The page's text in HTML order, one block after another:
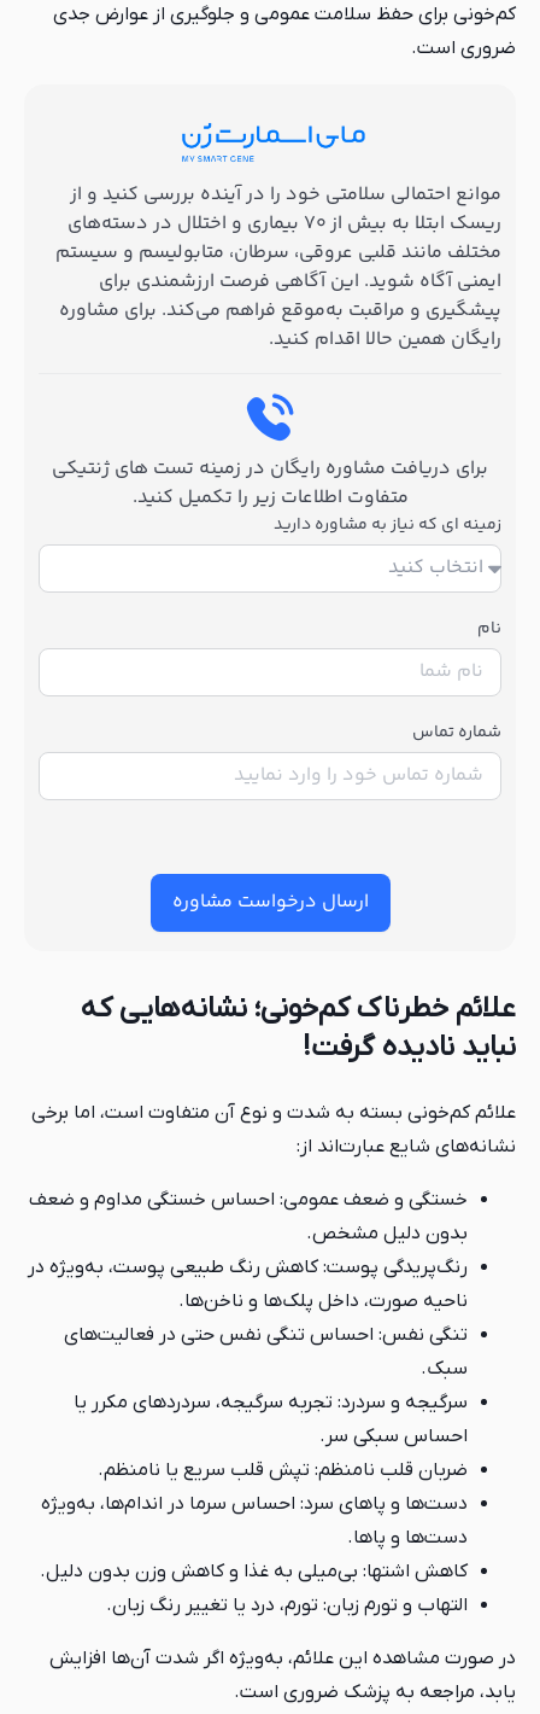
کم‌خونی برای حفظ سلامت عمومی و جلوگیری از عوارض جدی
ضروری است.
موانع احتمالی سلامتی خود را در آینده بررسی کنید و از
ریسک ابتلا به بیش از ۷۰ بیماری و اختلال در دسته‌های
مختلف مانند قلبی عروقی، سرطان، متابولیسم و سیستم
ایمنی آگاه شوید. این آگاهی فرصت ارزشمندی برای
پیشگیری و مراقبت به‌موقع فراهم می‌کند. برای مشاوره
رایگان همین حالا اقدام کنید.
برای دریافت مشاوره رایگان در زمینه تست های ژنتیکی
متفاوت اطلاعات زیر را تکمیل کنید.
زمینه ای که نیاز به مشاوره دارید
نام
شماره تماس
ارسال درخواست مشاوره
علائم خطرناک کم‌خونی؛ نشانه‌هایی که
نباید نادیده گرفت!
علائم کم‌خونی بسته به شدت و نوع آن متفاوت است، اما برخی
نشانه‌های شایع عبارت‌اند از:
خستگی و ضعف عمومی: احساس خستگی مداوم و ضعف
بدون دلیل مشخص.
رنگ‌پریدگی پوست: کاهش رنگ طبیعی پوست، به‌ویژه در
ناحیه صورت، داخل پلک‌ها و ناخن‌ها.
تنگی نفس: احساس تنگی نفس حتی در فعالیت‌های
سبک.
سرگیجه و سردرد: تجربه سرگیجه، سردردهای مکرر یا
احساس سبکی سر.
ضربان قلب نامنظم: تپش قلب سریع یا نامنظم.
دست‌ها و پاهای سرد: احساس سرما در اندام‌ها، به‌ویژه
دست‌ها و پاها.
کاهش اشتها: بی‌میلی به غذا و کاهش وزن بدون دلیل.
التهاب و تورم زبان: تورم، درد یا تغییر رنگ زبان.
در صورت مشاهده این علائم، به‌ویژه اگر شدت آن‌ها افزایش
یابد، مراجعه به پزشک ضروری است.